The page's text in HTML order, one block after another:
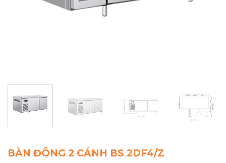
BÀN ĐÔNG 2 CÁNH BS 2DF4/Z